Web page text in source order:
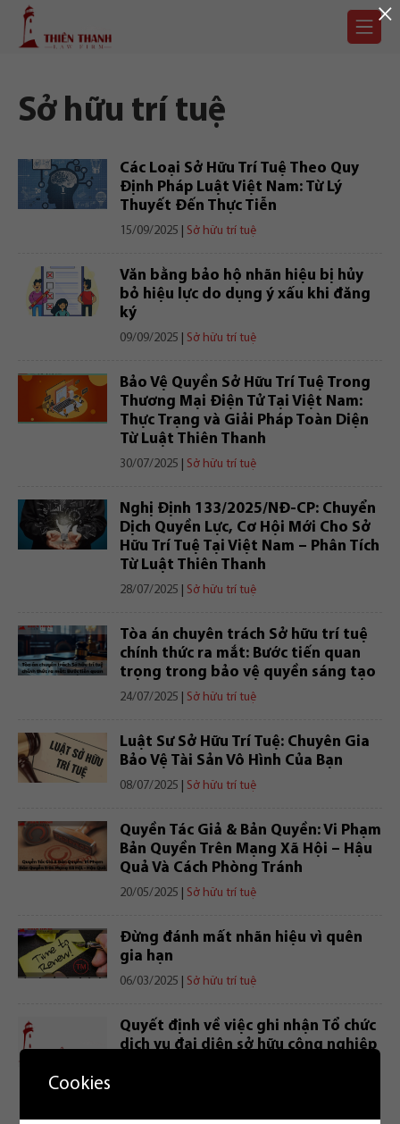
Chuyển
Trang
chủ
Sở hữu trí tuệ
Các Loại Sở Hữu Trí Tuệ Theo Quy
Định Pháp Luật Việt Nam: Từ Lý
Thuyết Đến Thực Tiễn
15/09/2025 Sở hữu trí tuệ
Văn bằng bảo hộ nhãn hiệu bị hủy
bỏ hiệu lực do dụng ý xấu khi đăng
ký
09/09/2025 Sở hữu trí tuệ
Bảo Vệ Quyền Sở Hữu Trí Tuệ Trong
Thương Mại Điện Tử Tại Việt Nam:
Thực Trạng và Giải Pháp Toàn Diện
Từ Luật Thiên Thanh
30/07/2025 Sở hữu trí tuệ
Nghị Định 133/2025/NĐ-CP: Chuyển
Dịch Quyền Lực, Cơ Hội Mới Cho Sở
Hữu Trí Tuệ Tại Việt Nam – Phân Tích
Từ Luật Thiên Thanh
28/07/2025 Sở hữu trí tuệ
Tòa án chuyên trách Sở hữu trí tuệ
chính thức ra mắt: Bước tiến quan
trọng trong bảo vệ quyền sáng tạo
24/07/2025 Sở hữu trí tuệ
Luật Sư Sở Hữu Trí Tuệ: Chuyên Gia
Bảo Vệ Tài Sản Vô Hình Của Bạn
08/07/2025 Sở hữu trí tuệ
Quyền Tác Giả & Bản Quyền: Vi Phạm
Bản Quyền Trên Mạng Xã Hội – Hậu
Quả Và Cách Phòng Tránh
20/05/2025 Sở hữu trí tuệ
Đừng đánh mất nhãn hiệu vì quên
gia hạn
06/03/2025 Sở hữu trí tuệ
Quyết định về việc ghi nhận Tổ chức
dịch vụ đại diện sở hữu công nghiệp
×
Cookies